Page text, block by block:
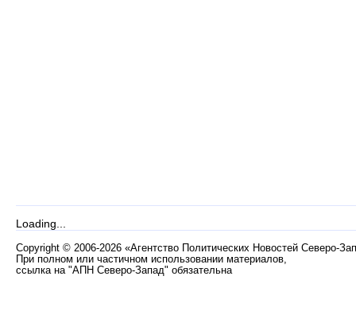
Loading...
Copyright © 2006-2026 «Агентство Политических Новостей Северо-
При полном или частичном использовании материалов,
ссылка на "АПН Северо-Запад" обязательна